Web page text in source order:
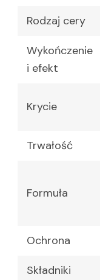
Rodzaj cery
Wykończenie
i efekt
Krycie
Trwałość
Formuła
Ochrona
Składniki